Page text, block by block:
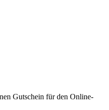
Gutschein für den Online-